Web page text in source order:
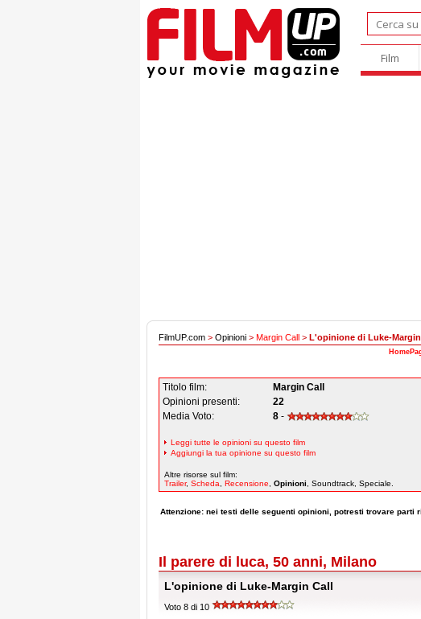
Film
FilmUP.com > Opinioni > Margin Call > L'opinione di Luke-
Titolo film:
Margin Call
Opinioni presenti:
22
Media Voto:
8 -
Leggi tutte le opinioni su questo film
Aggiungi la tua opinione su questo film
Altre risorse sul film:
Trailer, Scheda Recensione Opinioni , Soundtrack, Speciale.
Attenzione: nei testi delle seguenti opinioni, potresti trovare parti
Il parere di luca, 50 anni, Milano
L'opinione di Luke-Margin Call
Voto 8 di 10